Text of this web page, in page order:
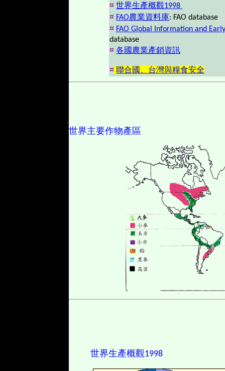
¤ 世界生產概觀1998
¤ FAO農業資料庫: FAO database
¤ FAO Global Information and
database
¤ 各國農業產銷資訊
¤ 聯合國、台灣與糧食安全
世界主要作物產區
世界生產概觀1998